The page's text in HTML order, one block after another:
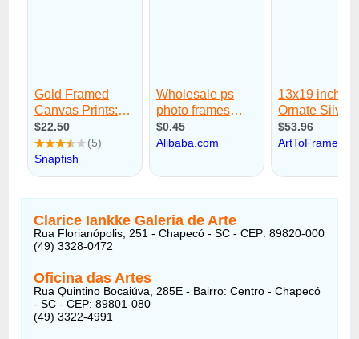
Clarice Iankke Galeria de Arte
Rua Florianópolis, 251 - Chapecó - SC - CEP: 89820-000
(49) 3328-0472
Oficina das Artes
Rua Quintino Bocaiúva, 285E - Bairro: Centro - Chapecó
- SC - CEP: 89801-080
(49) 3322-4991